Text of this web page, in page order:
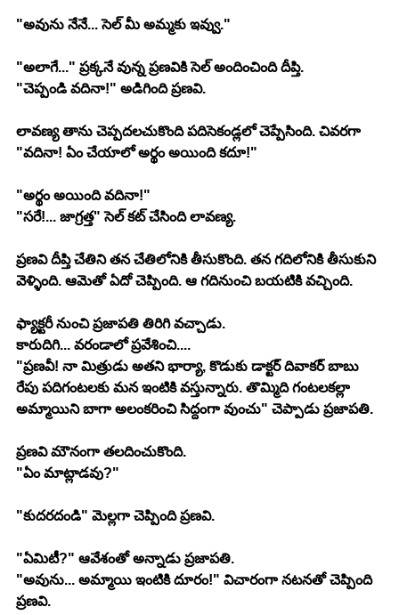
"అవును నేనే... సెల్ మీ అమ్మకు ఇవ్వు."
"అలాగే..." ప్రక్కనే వున్న ప్రణవికి సెల్ అందించింది దీప్తి.
"చెప్పండి వదినా!" అడిగింది ప్రణవి.
లావణ్య తాను చెప్పదలచుకొంది పదిసెకండ్లలో చెప్పేసింది. చివరగా
"వదినా! ఏం చేయాలో అర్థం అయింది కదూ!"
"అర్థం అయింది వదినా!"
"సరే!... జాగ్రత్త" సెల్ కట్ చేసింది లావణ్య.
ప్రణవి దీప్తి చేతిని తన చేతిలోనికి తీసుకొంది. తన గదిలోనికి తీసుకుని
వెళ్ళింది. ఆమెతో ఏదో చెప్పింది. ఆ గదినుంచి బయటికి వచ్చింది.
ఫ్యాక్టరీ నుంచి ప్రజాపతి తిరిగి వచ్చాడు.
కారుదిగి... వరండాలో ప్రవేశించి....
"ప్రణవీ! నా మిత్రుడు అతని భార్యా, కొడుకు డాక్టర్ దివాకర్ బాబు
రేపు పదిగంటలకు మన ఇంటికి వస్తున్నారు. తొమ్మిది గంటలకల్లా
అమ్మాయిని బాగా అలంకరించి సిద్దంగా వుంచు" చెప్పాడు ప్రజాపతి.
ప్రణవి మౌనంగా తలదించుకొంది.
"ఏం మాట్లాడవు?"
"కుదరదండి" మెల్లగా చెప్పింది ప్రణవి.
"ఏమిటీ?" ఆవేశంతో అన్నాడు ప్రజాపతి.
"అవును... అమ్మాయి ఇంటికి దూరం!" విచారంగా నటనతో చెప్పింది
ప్రణవి.